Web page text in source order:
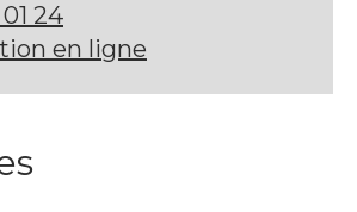
24
en ligne